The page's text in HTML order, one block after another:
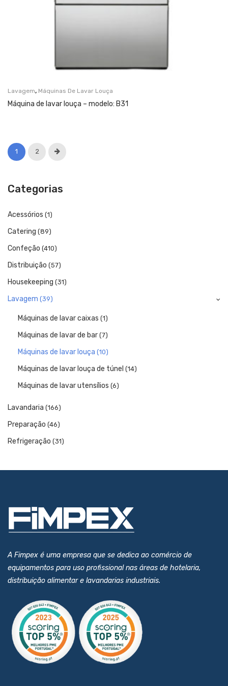
Lavagem, Máquinas De Lavar Louça
Máquina de lavar louça – modelo: B31
1 2
Categorias
Acessórios (1)
Catering (89)
Confeção (410)
Distribuição (57)
Housekeeping (31)
Lavagem (39)
Máquinas de lavar caixas (1)
Máquinas de lavar de bar (7)
Máquinas de lavar louça (10)
Máquinas de lavar louça de túnel (14)
Máquinas de lavar utensílios (6)
Lavandaria (166)
Preparação (46)
Refrigeração (31)
A Fimpex é uma empresa que se dedica ao comércio de
equipamentos para uso profissional nas áreas de hotelaria,
distribuição alimentar e lavandarias industriais.